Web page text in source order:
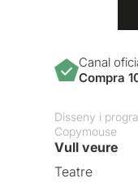
Canal
Compra
Disseny i
Copymouse
Vull veure
Teatre